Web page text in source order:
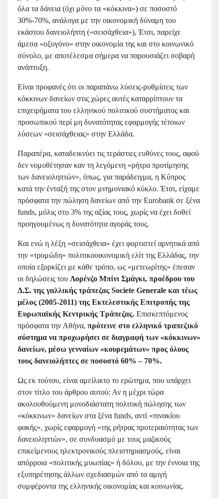
όλα τα δάνεια (όχι μόνο τα «κόκκινα») σε ποσοστό
30%-70%, ανάλογα με την οικονομική δύναμη του
εκάστου δανειολήπτη («σεισάχθεια»), Έτσι, παρείχε
άμεσα «οξυγόνο» στην οικονομία της και στο κοινωνικό
σύνολο, με αποτέλεσμα σήμερα να παρουσιάζει σοβαρή
ανάπτυξη.
Είναι προφανές ότι οι παραπάνω λύσεις-ρυθμίσεις των
κόκκινων δανείων στις χώρες αυτές καταρρίπτουν τα
επιχειρήματα του ελληνικού πολιτικού συστήματος και
προσωπικού περί μη δυνατότητας εφαρμογής τέτοιων
λύσεων «σεισάχθειας» στην Ελλάδα.
Παραπέρα, καταδεικνύει τις τεράστιες ευθύνες τους, αφού
δεν νομοθέτησαν καν τη λεγόμενη «ρήτρα προτίμησης
των δανειοληπτών», όπως, για παράδειγμα, η Κύπρος
κατά την ένταξή της στον μνημονιακό κύκλο. Έτσι, είχαμε
πρόσφατα την πώληση δανείων από την Eurobank σε ξένα
funds, μόλις στο 3% της αξίας τους, χωρίς να έχει δοθεί
προηγουμένως η δυνατότητα αγοράς τους.
Και ενώ η λέξη «σεισάχθεια» έχει φορτιστεί αρνητικά από
την «τρομώδη» πολιτικοοικονομική ελίτ της Ελλάδας, την
οποία εξορκίζει με κάθε τρόπο, ως «μετεωρίτης» έπεσαν
οι δηλώσεις του Λορένζο Μπίνι Σμάγκι, προέδρου του
Δ.Σ. της γαλλικής τράπεζας Societe Generale και τέως
μέλος (2005-2011) της Εκτελεστικής Επιτροπής της
Ευρωπαϊκής Κεντρικής Τράπεζας. Επισκεπτόμενος
πρόσφατα την Αθήνα, πρότεινε στο ελληνικό τραπεζικό
σύστημα να προχωρήσει σε διαγραφή των «κόκκινων»
δανείων, μέσω γενναίων «κουρεμάτων» προς όλους
τους δανειολήπτες σε ποσοστό 60% – 70%.
Ως εκ τούτου, είναι αμείλικτο το ερώτημα, που υπάρχει
στον τίτλο του άρθρου αυτού: Αν η μέχρι τώρα
ακολουθούμενη μονοδιάστατη πολιτική πώλησης των
«κόκκινων» δανείων στα ξένα funds, αντί «πινακίου
φακής», χωρίς εφαρμογή «της ρήτρας προτεραιότητας των
δανειοληπτών», σε συνδυασμό με τους μαζικούς
επικείμενους ηλεκτρονικούς πλειστηριασμούς, είναι
απόρροια «πολιτικής μυωπίας» ή δόλου, με την έννοια της
εξυπηρέτησης άλλων σχεδιασμών από τα αμιγή
συμφέροντα της ελληνικής οικονομίας και κοινωνίας.